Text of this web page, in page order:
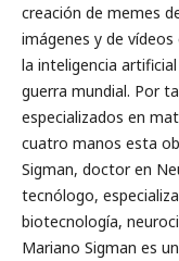
creación de memes
imágenes y de
la inteligencia
guerra mundial. Por
especializados en
cuatro manos esta
Sigman, doctor en
tecnólogo,
biotecnología,
Mariano Sigman es